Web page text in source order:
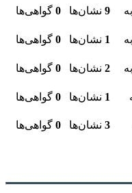
9 نشان‌ها 0 گواهی‌ها
1 نشان‌ها 0 گواهی‌ها
2 نشان‌ها 0 گواهی‌ها
1 نشان‌ها 0 گواهی‌ها
3 نشان‌ها 0 گواهی‌ها